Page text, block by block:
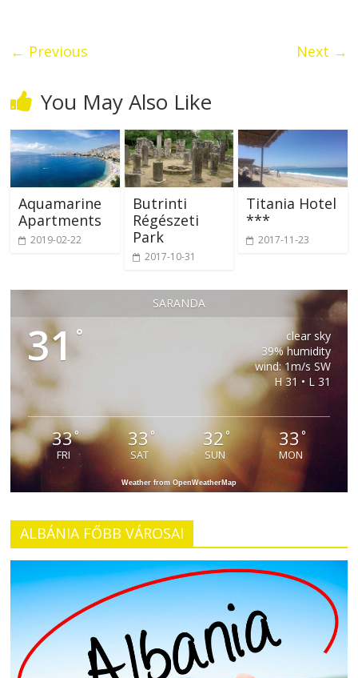
← Previous Next →
You May Also Like
Aquamarine
Apartments
2019-02-22
Butrinti
Régészeti
Park
2017-10-31
Titania Hotel
***
2017-11-23
SARANDA
31°
clear sky
39% humidity
wind: 1m/s SW
H 31 • L 31
33°
FRI
33°
SAT
32°
SUN
33°
MON
Weather from OpenWeatherMap
ALBÁNIA FŐBB VÁROSAI